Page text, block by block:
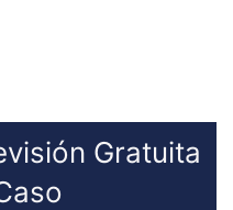
Gratuita